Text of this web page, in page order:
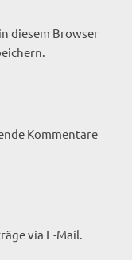
diesem Browser
Kommentare
via E-Mail.